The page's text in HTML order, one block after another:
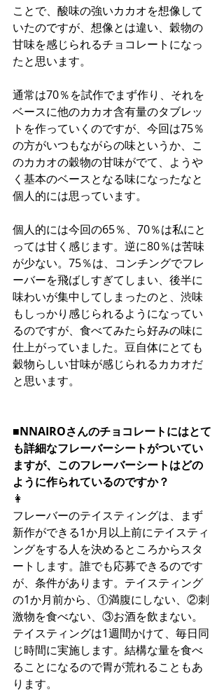
ことで、酸味の強いカカオを想像して
いたのですが、想像とは違い、穀物の
甘味を感じられるチョコレートになっ
たと思います。
通常は70％を試作でまず作り、それを
ベースに他のカカオ含有量のタブレッ
トを作っていくのですが、今回は75％
の方がいつもながらの味というか、こ
のカカオの穀物の甘味がでて、ようや
く基本のベースとなる味になったなと
個人的には思っています。
個人的には今回の65％、70％は私にと
っては甘く感じます。逆に80％は苦味
が少ない。75％は、コンチングでフレ
ーバーを飛ばしすぎてしまい、後半に
味わいが集中してしまったのと、渋味
もしっかり感じられるようになってい
るのですが、食べてみたら好みの味に
仕上がっていました。豆自体にとても
穀物らしい甘味が感じられるカカオだ
と思います。
■NNAIROさんのチョコレートにはとて
も詳細なフレーバーシートがついてい
ますが、このフレーバーシートはどの
ように作られているのですか？
👩
フレーバーのテイスティングは、まず
新作ができる1か月以上前にテイスティ
ングをする人を決めるところからスタ
ートします。誰でも応募できるのです
が、条件があります。テイスティング
の1か月前から、①満腹にしない、②刺
激物を食べない、③お酒を飲まない。
テイスティングは1週間かけて、毎日同
じ時間に実施します。結構な量を食べ
ることになるので胃が荒れることもあ
ります。